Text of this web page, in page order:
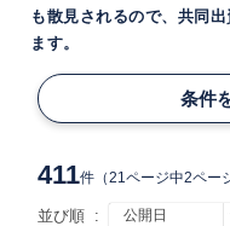
も散見されるので、共同
ます。
条件
411件 （21ページ中2ペー
並び順 :